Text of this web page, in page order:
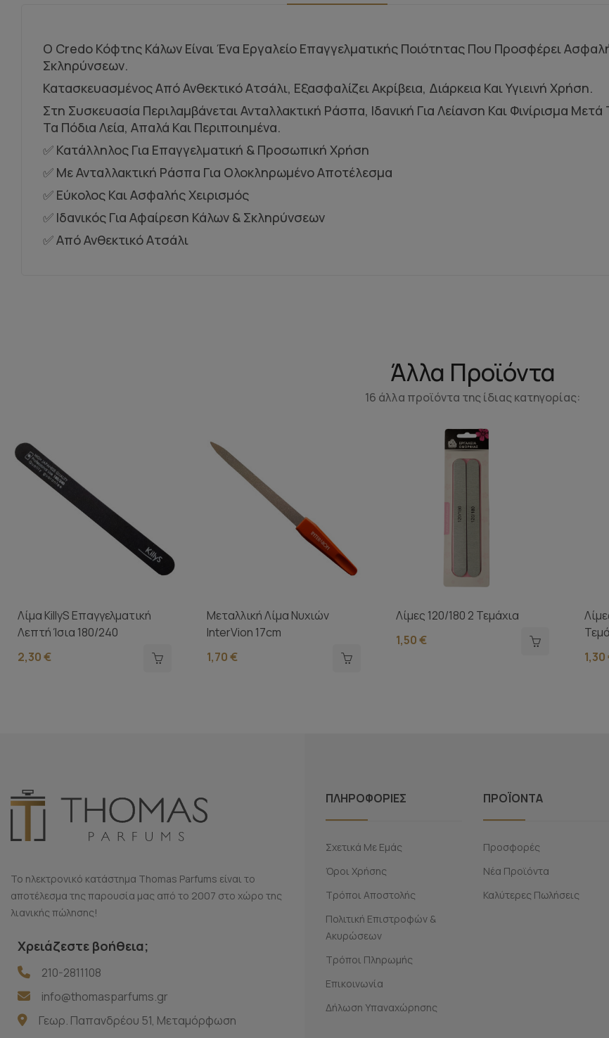
Ο Credo Κόφτης Κάλων Είναι Ένα Εργαλείο Επαγγελματικής Ποιότητας Που Προσφέρει
Σκληρύνσεων.
Κατασκευασμένος Από Ανθεκτικό Ατσάλι, Εξασφαλίζει Ακρίβεια, Διάρκεια Και Υγιεινή Χρήση.
Στη Συσκευασία Περιλαμβάνεται Ανταλλακτική Ράσπα, Ιδανική Για Λείανση Και Φινίρισμα
Τα Πόδια Λεία, Απαλά Και Περιποιημένα.
✅ Κατάλληλος Για Επαγγελματική & Προσωπική Χρήση
✅ Με Ανταλλακτική Ράσπα Για Ολοκληρωμένο Αποτέλεσμα
✅ Εύκολος Και Ασφαλής Χειρισμός
✅ Ιδανικός Για Αφαίρεση Κάλων & Σκληρύνσεων
✅ Από Ανθεκτικό Ατσάλι
Άλλα Προϊόντα
16 άλλα προϊόντα της ίδιας κατηγορίας:
Λίμα KillyS Επαγγελματική
Λεπτή Ίσια 180/240
2,30 €
Μεταλλική Λίμα Νυχιών
InterVion 17cm
1,70 €
Λίμες 120/180 2 Τεμάχια
1,50 €
1,30
Το ηλεκτρονικό κατάστημα Thomas Parfums είναι το
αποτέλεσμα της παρουσία μας από το 2007 στο χώρο της
λιανικής πώλησης!
Χρειάζεστε βοήθεια;
210-2811108
info@thomasparfums.gr
Γεωρ. Παπανδρέου 51, Μεταμόρφωση
ΠΛΗΡΟΦΟΡΊΕΣ
Σχετικά Με Εμάς
Όροι Χρήσης
Τρόποι Αποστολής
Πολιτική Επιστροφών &
Ακυρώσεων
Τρόποι Πληρωμής
Επικοινωνία
Δήλωση Υπαναχώρησης
ΠΡΟΪΌΝΤΑ
Προσφορές
Νέα Προϊόντα
Καλύτερες Πωλήσεις